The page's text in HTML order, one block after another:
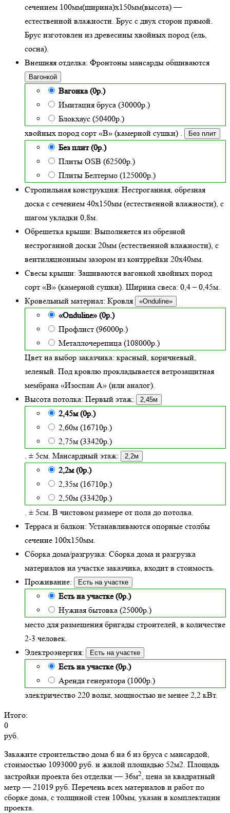
сечением 100мм(ширина)x150мм(высота) —
естественной влажности. Брус с двух сторон прямой.
Брус изготовлен из древесины хвойных пород (ель,
сосна).
Внешняя отделка: Фронтоны мансарды обшиваются
Вагонкой
Вагонка (0р.)
Имитация бруса (30000р.)
Блокхаус (50400р.)
хвойных пород сорт «В» (камерной сушки) . Без плит
Без плит (0р.)
Плиты OSB (62500р.)
Плиты Белтермо (125000р.)
Стропильная конструкция: Нестроганная, обрезная
доска с сечением 40х150мм (естественной влажности), с
шагом укладки 0,8м.
Обрешетка крыши: Выполняется из обрезной
нестроганной доски 20мм (естественной влажности), с
вентиляционным зазором из контррейки 20х40мм.
Свесы крыши: Зашиваются вагонкой хвойных пород
сорт «В» (камерной сушки). Ширина свеса: 0,4 – 0,45м.
Кровельный материал: Кровля «Onduline»
«Onduline» (0р.)
Профлист (96000р.)
Металлочерепица (108000р.)
Цвет на выбор заказчика: красный, коричневый,
зеленый. Под кровлю прокладывается ветрозащитная
мембрана «Изоспан А» (или аналог).
Высота потолка: Первый этаж: 2,45м
2,45м (0р.)
2,60м (16710р.)
2,75м (33420р.)
. ± 5см. Мансардный этаж:
2,2м
2,2м (0р.)
2,35м (16710р.)
2,50м (33420р.)
. ± 5см. В чистовом размере от пола до потолка.
Терраса и балкон: Устанавливаются опорные столбы
сечение 100х150мм.
Сборка дома/разгрузка: Сборка дома и разгрузка
материалов на участке заказчика, входит в стоимость.
Проживание:
Есть на участке
Есть на участке (0р.)
Нужная бытовка (25000р.)
место для размещения бригады строителей, в количестве
2-3 человек.
Электроэнергия:
Есть на участке
Есть на участке (0р.)
Аренда генератора (1000р.)
электричество 220 вольт, мощностью не менее 2,2 кВт.
Итого:
0
руб.
Закажите строительство дома 6 на 6 из бруса с мансардой,
стоимостью 1093000 руб. и жилой площадью 52м2. Площадь
застройки проекта без отделки — 36м2, цена за квадратный
метр — 21019 руб. Перечень всех материалов и работ по
сборке дома, с толщиной стен 100мм, указан в комплектации
проекта.